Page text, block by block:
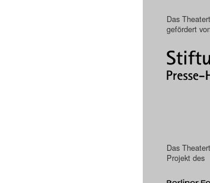
Das
gefördert
Das
Projekt des